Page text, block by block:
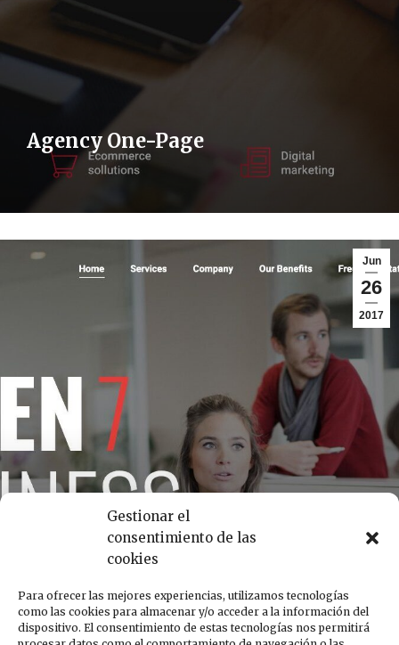
Gestionar el
consentimiento de las
cookies
Para ofrecer las mejores experiencias, utilizamos tecnologías
como las cookies para almacenar y/o acceder a la información del
dispositivo. El consentimiento de estas tecnologías nos permitirá
Agency One-Page
Jun
26
2017